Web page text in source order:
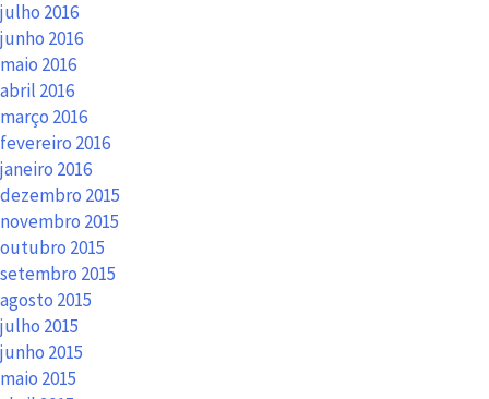
julho 2016
junho 2016
maio 2016
abril 2016
março 2016
fevereiro 2016
janeiro 2016
dezembro 2015
novembro 2015
outubro 2015
setembro 2015
agosto 2015
julho 2015
junho 2015
maio 2015